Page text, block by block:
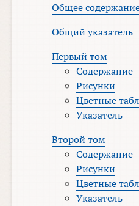
Общее
Общий указатель
Первый том
Содержание
Рисунки
Цветные
Указатель
Второй том
Содержание
Рисунки
Цветные
Указатель